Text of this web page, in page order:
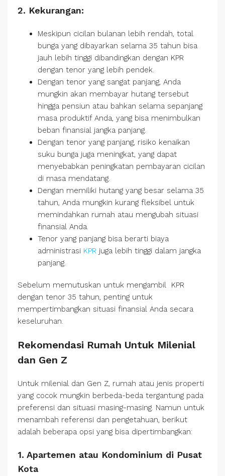
2. Kekurangan:
Meskipun cicilan bulanan lebih rendah, total
bunga yang dibayarkan selama 35 tahun bisa
jauh lebih tinggi dibandingkan dengan KPR
dengan tenor yang lebih pendek.
Dengan tenor yang sangat panjang, Anda
mungkin akan membayar hutang tersebut
hingga pensiun atau bahkan selama sepanjang
masa produktif Anda, yang bisa menimbulkan
beban finansial jangka panjang.
Dengan tenor yang panjang, risiko kenaikan
suku bunga juga meningkat, yang dapat
menyebabkan peningkatan pembayaran cicilan
di masa mendatang.
Dengan memiliki hutang yang besar selama 35
tahun, Anda mungkin kurang fleksibel untuk
memindahkan rumah atau mengubah situasi
finansial Anda.
Tenor yang panjang bisa berarti biaya
administrasi KPR juga lebih tinggi dalam jangka
panjang.
Sebelum memutuskan untuk mengambil KPR
dengan tenor 35 tahun, penting untuk
mempertimbangkan situasi finansial Anda secara
keseluruhan.
Rekomendasi Rumah Untuk Milenial
dan Gen Z
Untuk milenial dan Gen Z, rumah atau jenis properti
yang cocok mungkin berbeda-beda tergantung pada
preferensi dan situasi masing-masing. Namun untuk
menambah referensi dan pengetahuan, berikut
adalah beberapa opsi yang bisa dipertimbangkan:
1. Apartemen atau Kondominium di Pusat
Kota